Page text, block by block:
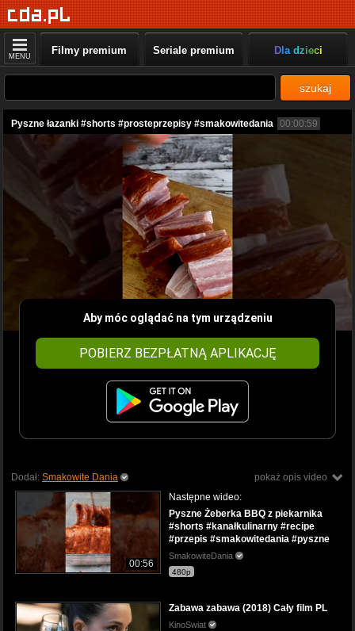
MENU Filmy premium Seriale premium Dla dzieci
szukaj
Pyszne łazanki #shorts #prosteprzepisy #smakowitedania 00:00:59
Aby móc oglądać na tym urządzeniu
POBIERZ BEZPŁATNĄ APLIKACJĘ
pokaż opis video
Dodał: Smakowite Dania
00:56
Następne wideo:
Pyszne Żeberka BBQ z piekarnika
#shorts #kanałkulinarny #recipe
#przepis #smakowitedania #pyszne
SmakowiteDania
480p
Zabawa zabawa (2018) Cały film PL
KinoSwiat